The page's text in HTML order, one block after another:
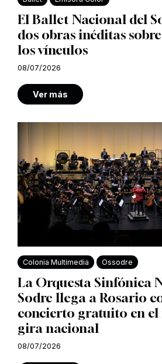
El Ballet Nacional del
dos obras inéditas
los vínculos
08/07/2026
Ver más
Colonia Multimedia Ossodre
La Orquesta Sinfónica
Sodre llega a Rosario
concierto gratuito en el
gira nacional
08/07/2026